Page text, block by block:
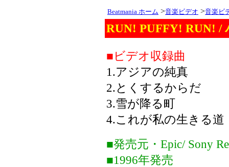
Beatmania ホーム >音楽ビデオ >音楽ビ
RUN! PUFFY! RUN! /
■ビデオ収録曲
1.アジアの純真
2.とくするからだ
3.雪が降る町
4.これが私の生きる道
■発売元・Epic/ Sony
■1996年発売